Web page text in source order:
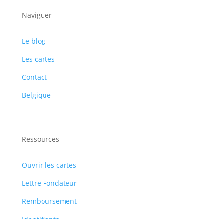
Naviguer
Le blog
Les cartes
Contact
Belgique
Ressources
Ouvrir les cartes
Lettre Fondateur
Remboursement